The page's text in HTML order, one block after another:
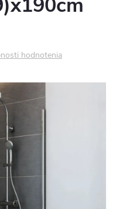
hodnotenia